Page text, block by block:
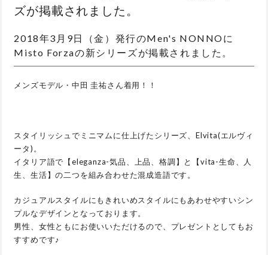
ズが掲載されました。
2018年3月9日（金）発行のMen's NONNOに
Misto Forzaの新シリーズが掲載されました。
メンズモデル・中田 圭祐さん着用！！
スタイリッシュでミニマムに仕上げたシリーズ、Elvita(エルヴィ
ータ)。
イタリア語で【eleganza-気品、上品、格調】と【vita-生命、人
生、生活】の二つを組み合わせた混成造語です。
カジュアルスタイルにもきれいめスタイルにもあわせやすいシン
プルなデザインとなっております。
男性、女性ともにお使いいただけるので、プレゼントとしてもお
すすめです♪